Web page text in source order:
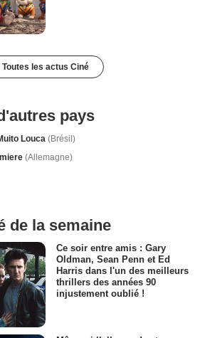
Toutes les actus Ciné
pays
Louca (Brésil)
(Allemagne)
de la semaine
Ce soir entre amis : Gary
Oldman, Sean Penn et Ed
Harris dans l'un des meilleurs
thrillers des années 90
injustement oublié !